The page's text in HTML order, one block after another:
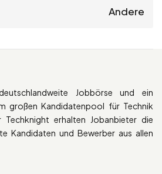
Andere
Jobbörse und ein
großen Kandidatenpool für Technik
Techknight erhalten Jobanbieter die
Kandidaten und Bewerber aus allen